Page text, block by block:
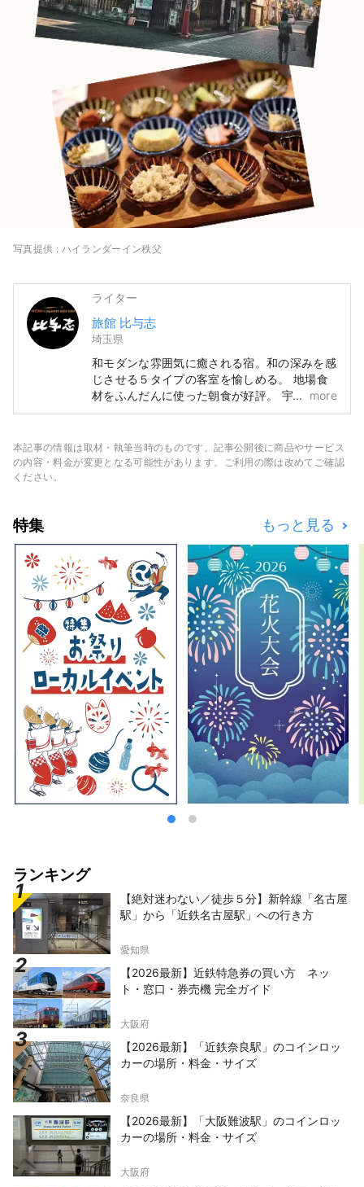
写真提供 : ハイランダーイン秩父
ライター
旅館 比与志
埼玉県
和モダンな雰囲気に癒される宿。和の深みを感
じさせる５タイプの客室を愉しめる。 地場食
材をふんだんに使った朝食が好評。 宇宙船内
のような未来型のパウダールーム。 自然を感
る身も心も温まる空間。 静かながら華やかで
存在感のある“野草”が彩る。 西武秩父駅徒歩8
more
本記事の情報は取材・執筆当時のものです。記事公開後に商品やサービス
の内容・料金が変更となる可能性があります。ご利用の際は改めてご確認
ください。
特集 もっと見る
ランキング
【絶対迷わない／徒歩５分】新幹線「名古屋
駅」から「近鉄名古屋駅」への行き方
愛知県
【2026最新】近鉄特急券の買い方 ネッ
ト・窓口・券売機 完全ガイド
大阪府
【2026最新】「近鉄奈良駅」のコインロッ
カーの場所・料金・サイズ
奈良県
【2026最新】「大阪難波駅」のコインロッ
カーの場所・料金・サイズ
大阪府